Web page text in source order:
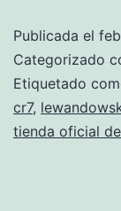
Publicada el
Categorizado
Etiquetado
cr7,
tienda oficial